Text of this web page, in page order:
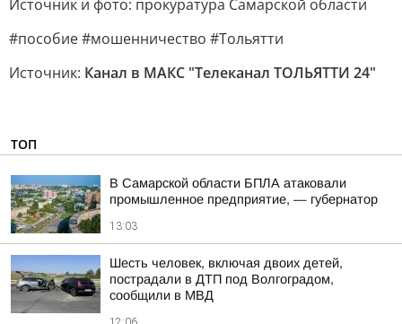
Источник и фото: прокуратура Самарской области
#пособие #мошенничество #Тольятти
Источник: Канал в МАКС "Телеканал ТОЛЬЯТТИ 24"
ТОП
В Самарской области БПЛА атаковали
промышленное предприятие, — губернатор
13:03
Шесть человек, включая двоих детей,
пострадали в ДТП под Волгоградом,
сообщили в МВД